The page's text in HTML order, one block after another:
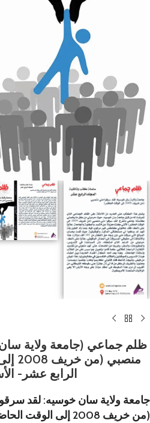
ظلم جماعي (جامعة ولاية
الرابع عشر-
جامعة ولاية سان خوسيه: لقد
(من خريف 2008 إلى الوقت الحاضر)